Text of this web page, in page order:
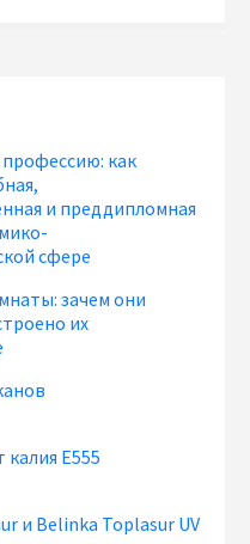
как
и преддипломная
сфере
зачем они
их
Е555
и Belinka Toplasur UV